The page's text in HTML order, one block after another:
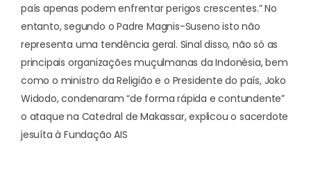
país apenas podem enfrentar perigos crescentes.” No
entanto, segundo o Padre Magnis-Suseno isto não
representa uma tendência geral. Sinal disso, não só as
principais organizações muçulmanas da Indonésia, bem
como o ministro da Religião e o Presidente do país, Joko
Widodo, condenaram “de forma rápida e contundente”
o ataque na Catedral de Makassar, explicou o sacerdote
jesuíta à Fundação AIS